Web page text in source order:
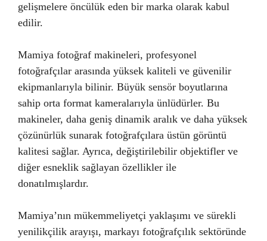
gelişmelere öncülük eden bir marka olarak kabul
edilir.
Mamiya fotoğraf makineleri, profesyonel
fotoğrafçılar arasında yüksek kaliteli ve güvenilir
ekipmanlarıyla bilinir. Büyük sensör boyutlarına
sahip orta format kameralarıyla ünlüdürler. Bu
makineler, daha geniş dinamik aralık ve daha yüksek
çözünürlük sunarak fotoğrafçılara üstün görüntü
kalitesi sağlar. Ayrıca, değiştirilebilir objektifler ve
diğer esneklik sağlayan özellikler ile
donatılmışlardır.
Mamiya’nın mükemmeliyetçi yaklaşımı ve sürekli
yenilikçilik arayışı, markayı fotoğrafçılık sektöründe